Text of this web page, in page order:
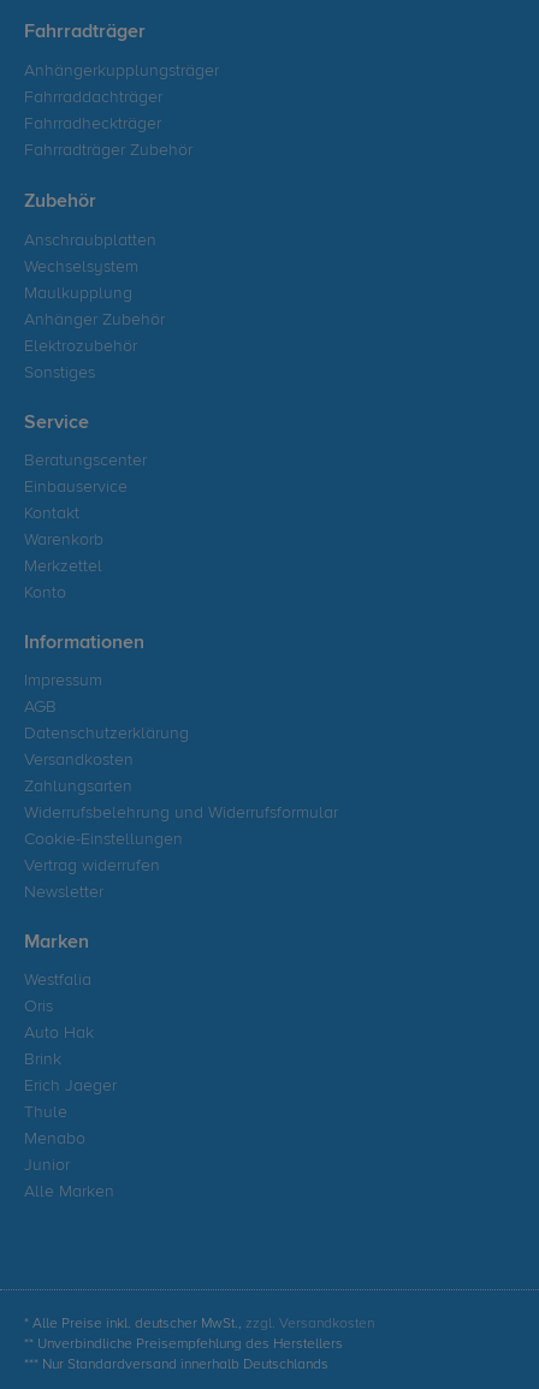
Fahrradträger
Anhängerkupplungsträger
Fahrraddachträger
Fahrradheckträger
Fahrradträger Zubehör
Zubehör
Anschraubplatten
Wechselsystem
Maulkupplung
Anhänger Zubehör
Elektrozubehör
Sonstiges
Service
Beratungscenter
Einbauservice
Kontakt
Warenkorb
Merkzettel
Konto
Informationen
Impressum
AGB
Datenschutzerklärung
Versandkosten
Zahlungsarten
Widerrufsbelehrung und Widerrufsformular
Cookie-Einstellungen
Vertrag widerrufen
Newsletter
Marken
Westfalia
Oris
Auto Hak
Brink
Erich Jaeger
Thule
Menabo
Junior
Alle Marken
* Alle Preise inkl. deutscher MwSt., zzgl. Versandkosten
** Unverbindliche Preisempfehlung des Herstellers
*** Nur Standardversand innerhalb Deutschlands